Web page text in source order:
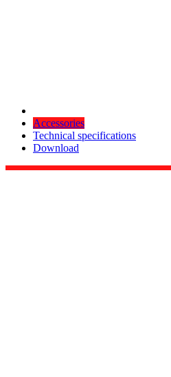
Accessories
Technical specifications
Download